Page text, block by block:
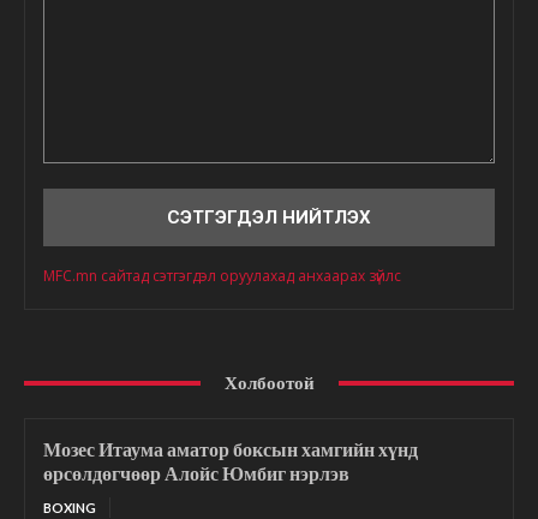
MFC.mn сайтад сэтгэгдэл оруулахад анхаарах зүйлс
Холбоотой
Мозес Итаума аматор боксын хамгийн хүнд
өрсөлдөгчөөр Алойс Юмбиг нэрлэв
BOXING